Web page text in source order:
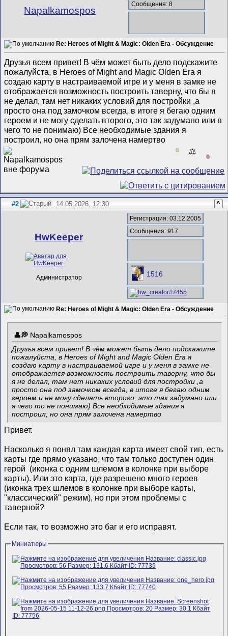
Napalkamospos
Сообщения: 8
Re: Heroes of Might & Magic: Olden Era - Обсуждение
Друзья всем привет! В чём может быть дело подскажите
пожалуйста, в Heroes of Might and Magic Olden Era я
создаю карту в настраиваемой игре и у меня в замке не
отображается возможность построить таверну, что бы я
не делал, там нет никаких условий для постройки ,а
просто она под замочком всегда, в итоге я бегаю одним
героем и не могу сделать второго, это так задумано или я
чего то не понимаю) Все необходимые здания я
построил, но она прям залочена намертво
0 ⚖️
0
#2 14.05.2026, 12:30 ^
HwKeeper
Администратор
Регистрация: 03.12.2005
Сообщения: 917
1516
Re: Heroes of Might & Magic: Olden Era - Обсуждение
Napalkamospos
Друзья всем привет! В чём может быть дело подскажите
пожалуйста, в Heroes of Might and Magic Olden Era я
создаю карту в настраиваемой игре и у меня в замке не
отображается возможность построить таверну, что бы
я не делал, там нет никаких условий для постройки ,а
просто она под замочком всегда, в итоге я бегаю одним
героем и не могу сделать второго, это так задумано или
я чего то не понимаю) Все необходимые здания я
построил, но она прям залочена намертво
Привет.
Насколько я понял там каждая карта имеет свой тип, есть
карты где прямо указано, что там только доступен один
герой (иконка с одним шлемом в колонке при выборе
карты). Или это карта, где разрешено много героев
(иконка трех шлемов в колонке при выборе карты,
"классический" режим), но при этом проблемы с
таверной?
Если так, то возможно это баг и его исправят.
Миниатюры